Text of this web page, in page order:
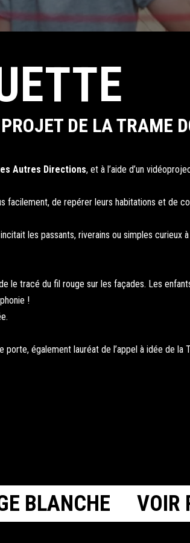
DE LA TRAME
Autres Directions, et à l’aide d’un
facilement, de repérer leurs habitations et de
les passants, riverains ou simples curieux
le tracé du fil rouge sur les façades. Les
!
également lauréat de l’appel à idée de la
BLANCHE VOIR